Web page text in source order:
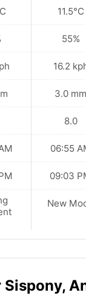
11.5°C
55%
16.2
3.0 mm
8.0
06:55
09:03
New
Sispony,